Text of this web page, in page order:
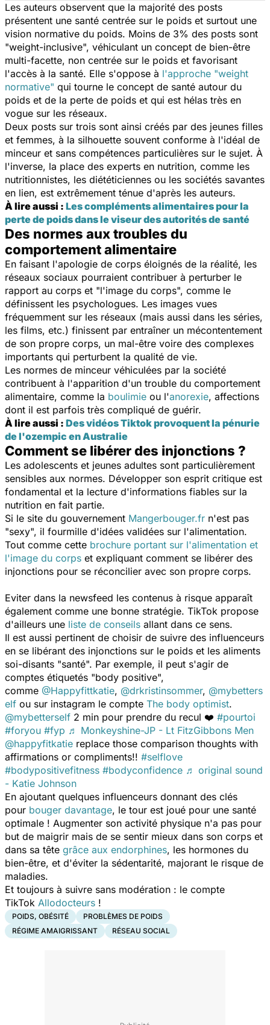
Les auteurs observent que la majorité des posts
présentent une santé centrée sur le poids et surtout une
vision normative du poids. Moins de 3% des posts sont
"weight-inclusive", véhiculant un concept de bien-être
multi-facette, non centrée sur le poids et favorisant
l'accès à la santé. Elle s'oppose à l'approche "weight
normative" qui tourne le concept de santé autour du
poids et de la perte de poids et qui est hélas très en
vogue sur les réseaux.
Deux posts sur trois sont ainsi créés par des jeunes filles
et femmes, à la silhouette souvent conforme à l'idéal de
minceur et sans compétences particulières sur le sujet. À
l'inverse, la place des experts en nutrition, comme les
nutritionnistes, les diététiciennes ou les sociétés savantes
en lien, est extrêmement ténue d'après les auteurs.
À lire aussi : Les compléments alimentaires pour la
perte de poids dans le viseur des autorités de santé
Des normes aux troubles du
comportement alimentaire
En faisant l'apologie de corps éloignés de la réalité, les
réseaux sociaux pourraient contribuer à perturber le
rapport au corps et "l'image du corps", comme le
définissent les psychologues. Les images vues
fréquemment sur les réseaux (mais aussi dans les séries,
les films, etc.) finissent par entraîner un mécontentement
de son propre corps, un mal-être voire des complexes
importants qui perturbent la qualité de vie.
Les normes de minceur véhiculées par la société
contribuent à l'apparition d'un trouble du comportement
alimentaire, comme la boulimie ou l'anorexie, affections
dont il est parfois très compliqué de guérir.
À lire aussi : Des vidéos Tiktok provoquent la pénurie
de l'ozempic en Australie
Comment se libérer des injonctions ?
Les adolescents et jeunes adultes sont particulièrement
sensibles aux normes. Développer son esprit critique est
fondamental et la lecture d'informations fiables sur la
nutrition en fait partie.
Si le site du gouvernement Mangerbouger.fr n'est pas
"sexy", il fourmille d'idées validées sur l'alimentation.
Tout comme cette brochure portant sur l'alimentation et
l'image du corps et expliquant comment se libérer des
injonctions pour se réconcilier avec son propre corps.
Eviter dans la newsfeed les contenus à risque apparaît
également comme une bonne stratégie. TikTok propose
d'ailleurs une liste de conseils allant dans ce sens.
Il est aussi pertinent de choisir de suivre des influenceurs
en se libérant des injonctions sur le poids et les aliments
soi-disants "santé". Par exemple, il peut s'agir de
comptes étiquetés "body positive",
comme @Happyfittkatie, @drkristinsommer, @mybetters
elf ou sur instagram le compte The body optimist.
@mybetterself 2 min pour prendre du recul ❤️ #pourtoi
#foryou #fyp ♬ Monkeyshine-JP - Lt FitzGibbons Men
@happyfitkatie replace those comparison thoughts with
affirmations or compliments!! #selflove
#bodypositivefitness #bodyconfidence ♬ original sound
- Katie Johnson
En ajoutant quelques influenceurs donnant des clés
pour bouger davantage, le tour est joué pour une santé
optimale ! Augmenter son activité physique n'a pas pour
but de maigrir mais de se sentir mieux dans son corps et
dans sa tête grâce aux endorphines, les hormones du
bien-être, et d'éviter la sédentarité, majorant le risque de
maladies.
Et toujours à suivre sans modération : le compte
TikTok Allodocteurs !
POIDS, OBÉSITÉ
PROBLÈMES DE POIDS
RÉGIME AMAIGRISSANT
RÉSEAU SOCIAL